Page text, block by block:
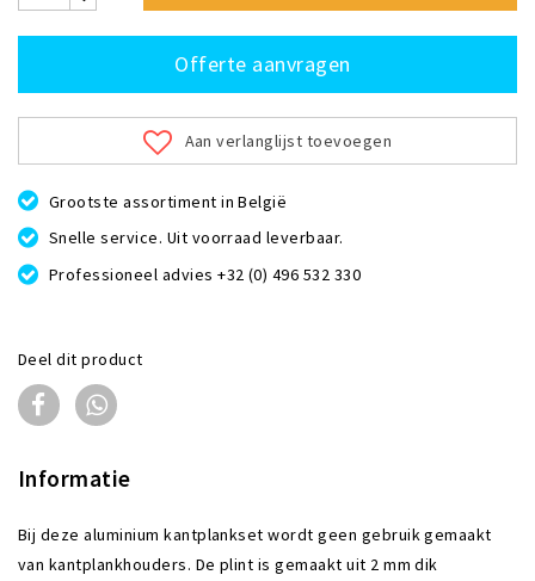
Offerte aanvragen
Aan verlanglijst toevoegen
Grootste assortiment in België
Snelle service. Uit voorraad leverbaar.
Professioneel advies +32 (0) 496 532 330
Deel dit product
Informatie
Bij deze aluminium kantplankset wordt geen gebruik gemaakt
van kantplankhouders. De plint is gemaakt uit 2 mm dik